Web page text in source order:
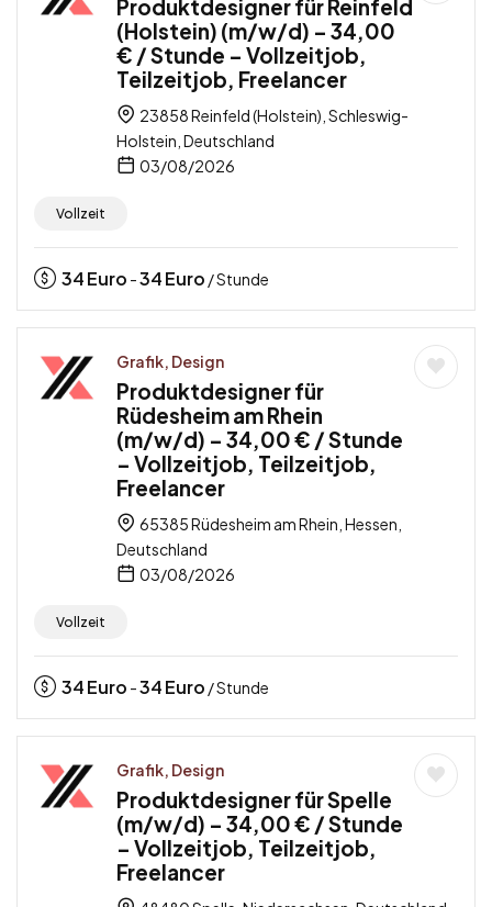
Produktdesigner für Reinfeld
(Holstein) (m/w/d) – 34,00
€ / Stunde – Vollzeitjob,
Teilzeitjob, Freelancer
23858 Reinfeld (Holstein), Schleswig-
Holstein, Deutschland
03/08/2026
Vollzeit
34Euro -34Euro / Stunde
Grafik, Design
Produktdesigner für
Rüdesheim am Rhein
(m/w/d) – 34,00 € / Stunde
– Vollzeitjob, Teilzeitjob,
Freelancer
65385 Rüdesheim am Rhein, Hessen,
Deutschland
03/08/2026
Vollzeit
34Euro -34Euro / Stunde
Grafik, Design
Produktdesigner für Spelle
(m/w/d) – 34,00 € / Stunde
– Vollzeitjob, Teilzeitjob,
Freelancer